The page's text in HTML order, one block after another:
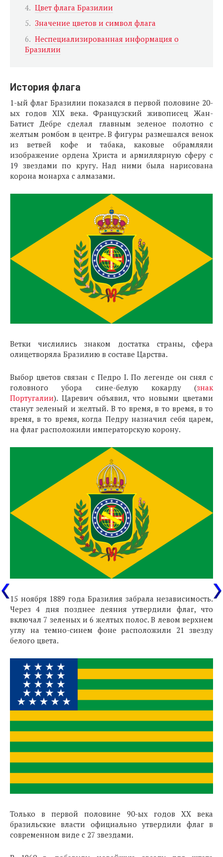
Цвет флага Бразилии
Значение цветов и символ флага
Неспециализированная информация о
Бразилии
История флага
1-ый флаг Бразилии показался в первой половине 20-
ых годов XIX века. Французский живописец Жан-
Батист Дебре сделал главным зеленое полотно с
желтым ромбом в центре. В фигуры размешался венок
из ветвей кофе и табака, каковые обрамляли
изображение ордена Христа и армиллярную сферу с
19 звездами по кругу. Над ними была нарисована
корона монарха с алмазами.
Ветки числились знаком достатка страны, сфера
олицетворяла Бразилию в составе Царства.
Выбор цветов связан с Педро I. По легенде он снял с
головного убора сине-белую кокарду (знак
Португалии). Царевич объявил, что новыми цветами
станут зеленый и желтый. В то время, в то время, в то
время, в то время, когда Педру назначил себя царем,
на флаг расположили императорскую корону.
15 ноября 1889 года Бразилия забрала независимость.
Через 4 дня позднее деяния утвердили флаг, что
включал 7 зеленых и 6 желтых полос. В левом верхнем
углу на темно-синем фоне расположили 21 звезду
белого цвета.
Только в первой половине 90-ых годов XX века
бразильские власти официально утвердили флаг в
современном виде с 27 звездами.